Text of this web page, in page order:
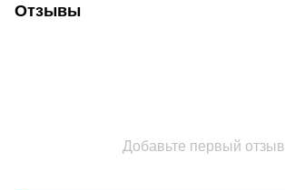
Отзывы
Добавьте первый отзыв